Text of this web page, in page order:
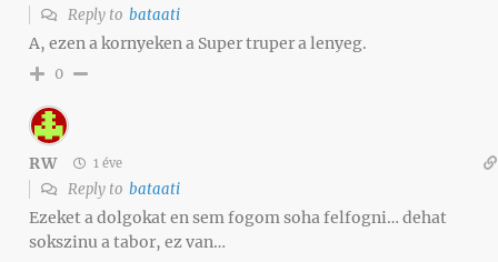
Reply to bataati
A, ezen a kornyeken a Super truper a lenyeg.
0
RW 1 éve
Reply to bataati
Ezeket a dolgokat en sem fogom soha felfogni… dehat
sokszinu a tabor, ez van…